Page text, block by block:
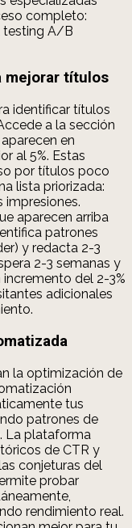
completo:
testing A/B
mejorar títulos
identificar títulos
a la sección
en
al 5%. Estas
por títulos poco
lista priorizada:
impresiones.
aparecen arriba
patrones
y redacta 2-3
2-3 semanas y
del 2-3%
adicionales
la optimización de
tus
patrones de
La plataforma
de CTR y
conjeturas del
probar
rendimiento real.